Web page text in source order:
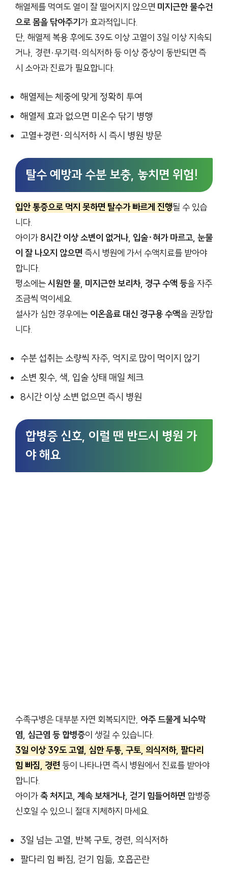
해열제를 먹여도 열이 잘 떨어지지 않으면 미지근한 물수건
으로 몸을 닦아주기가 효과적입니다.
단, 해열제 복용 후에도 39도 이상 고열이 3일 이상 지속되
거나, 경련·무기력·의식저하 등 이상 증상이 동반되면 즉
시 소아과 진료가 필요합니다.
해열제는 체중에 맞게 정확히 투여
해열제 효과 없으면 미온수 닦기 병행
고열+경련·의식저하 시 즉시 병원 방문
탈수 예방과 수분 보충, 놓치면 위험!
입안 통증으로 먹지 못하면 탈수가 빠르게 진행될 수 있습
니다.
아이가 8시간 이상 소변이 없거나, 입술·혀가 마르고, 눈물
이 잘 나오지 않으면 즉시 병원에 가서 수액치료를 받아야
합니다.
평소에는시원한 물, 미지근한 보리차, 경구 수액 등을 자주
조금씩 먹이세요.
설사가 심한 경우에는 이온음료 대신 경구용 수액을 권장합
니다.
수분 섭취는 소량씩 자주, 억지로 많이 먹이지 않기
소변 횟수, 색, 입술 상태 매일 체크
8시간 이상 소변 없으면 즉시 병원
합병증 신호, 이럴 땐 반드시 병원 가
야 해요
수족구병은 대부분 자연 회복되지만, 아주 드물게 뇌수막
염, 심근염 등 합병증이 생길 수 있습니다.
3일 이상 39도 고열, 심한 두통, 구토, 의식저하, 팔다리
힘 빠짐, 경련 등이 나타나면 즉시 병원에서 진료를 받아야
합니다.
아이가축 처지고, 계속 보채거나, 걷기 힘들어하면 합병증
신호일 수 있으니 절대 지체하지 마세요.
3일 넘는 고열, 반복 구토, 경련, 의식저하
팔다리 힘 빠짐, 걷기 힘듦, 호흡곤란